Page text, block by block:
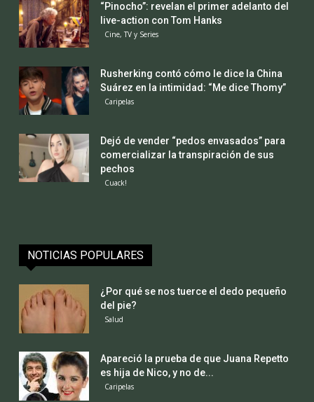
“Pinocho”: revelan el primer adelanto del
live-action con Tom Hanks
Cine, TV y Series
Rusherking contó cómo le dice la China
Suárez en la intimidad: “Me dice Thomy”
Caripelas
Dejó de vender “pedos envasados” para
comercializar la transpiración de sus
pechos
Cuack!
NOTICIAS POPULARES
¿Por qué se nos tuerce el dedo pequeño
del pie?
Salud
Apareció la prueba de que Juana Repetto
es hija de Nico, y no de...
Caripelas